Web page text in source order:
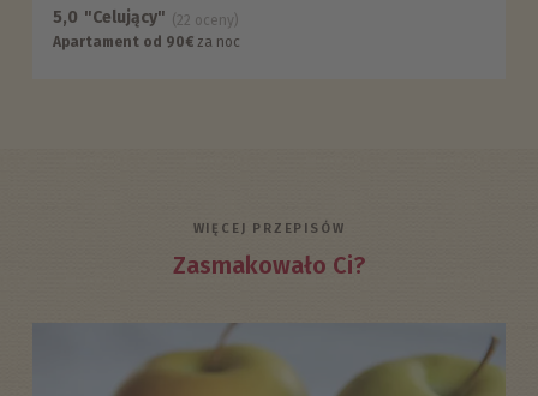
5,0 "Celujący"
(22 oceny)
Apartament od 90€ za noc
WIĘCEJ PRZEPISÓW
Zasmakowało Ci?